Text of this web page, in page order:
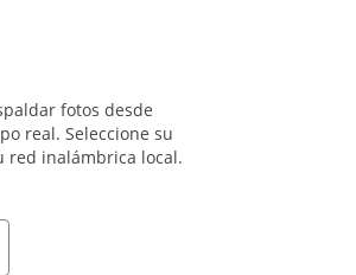
fotos desde
real. Seleccione su
red inalámbrica local.